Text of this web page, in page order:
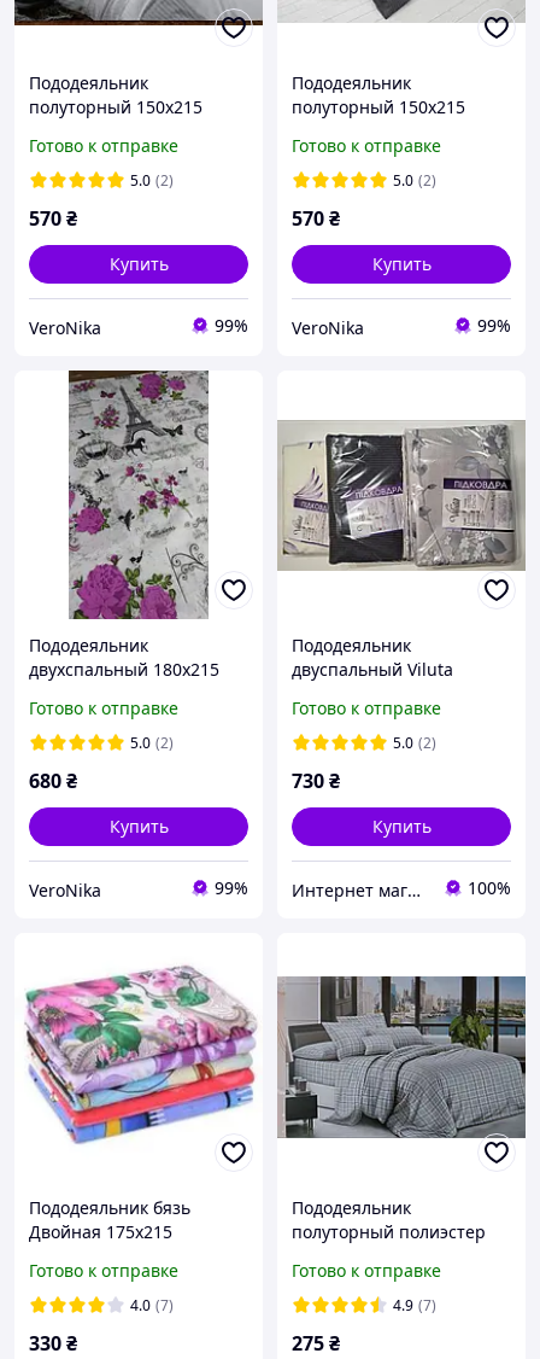
Пододеяльник
полуторный 150х215
Люкс
Готово к отправке
5.0 (2)
570₴
Купить
VeroNika 99%
Пододеяльник
полуторный 150х215
Люкс
Готово к отправке
5.0 (2)
570₴
Купить
VeroNika 99%
Пододеяльник
двухспальный 180х215
Бязь Голд Люкс
Готово к отправке
5.0 (2)
680₴
Купить
VeroNika 99%
Пододеяльник
двуспальный Viluta
Готово к отправке
5.0 (2)
730₴
Купить
Интернет магазин тканин "Улюблена Постіль" 100%
Пододеяльник бязь
Двойная 175х215
Готово к отправке
4.0 (7)
330₴
Пододеяльник
полуторный полиэстер
Готово к отправке
4.9 (7)
275₴